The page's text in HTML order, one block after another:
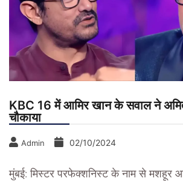
KBC 16 में आमिर खान के सवाल ने
चौकाया
Admin 02/10/2024
मुंबई: मिस्टर परफेक्शनिस्ट के नाम से मशहूर